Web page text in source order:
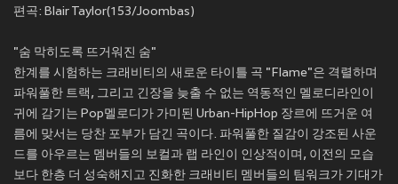
편곡: Blair Taylor(153/Joombas)
"숨 막히도록 뜨거워진 숨"
한계를 시험하는 크래비티의 새로운 타이틀 곡 "Flame"은 격렬하며
파워풀한 트랙, 그리고 긴장을 늦출 수 없는 역동적인 멜로디라인이
귀에 감기는 Pop멜로디가 가미된 Urban-HipHop 장르에 뜨거운 여
름에 맞서는 당찬 포부가 담긴 곡이다. 파워풀한 질감이 강조된 사운
드를 아우르는 멤버들의 보컬과 랩 라인이 인상적이며, 이전의 모습
보다 한층 더 성숙해지고 진화한 크래비티 멤버들의 팀워크가 기대가